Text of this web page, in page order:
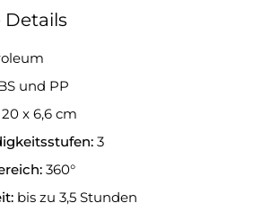
Details
und PP
x 6,6 cm
3
360°
bis zu 3,5 Stunden